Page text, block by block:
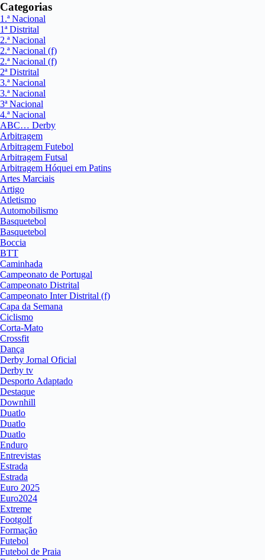
Categorias
1.ª Nacional
1ª Distrital
2.ª Nacional
2.ª Nacional (f)
2.ª Nacional (f)
2ª Distrital
3.ª Nacional
3.ª Nacional
3ª Nacional
4.ª Nacional
ABC… Derby
Arbitragem
Arbitragem Futebol
Arbitragem Futsal
Arbitragem Hóquei em Patins
Artes Marciais
Artigo
Atletismo
Automobilismo
Basquetebol
Basquetebol
Boccia
BTT
Caminhada
Campeonato de Portugal
Campeonato Distrital
Campeonato Inter Distrital (f)
Capa da Semana
Ciclismo
Corta-Mato
Crossfit
Dança
Derby Jornal Oficial
Derby tv
Desporto Adaptado
Destaque
Downhill
Duatlo
Duatlo
Duatlo
Enduro
Entrevistas
Estrada
Estrada
Euro 2025
Euro2024
Extreme
Footgolf
Formação
Futebol
Futebol de Praia